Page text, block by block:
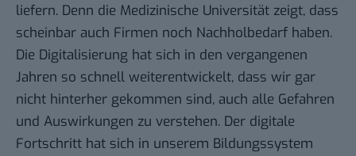
liefern. Denn die Medizinische Universität zeigt, dass
scheinbar auch Firmen noch Nachholbedarf haben.
Die Digitalisierung hat sich in den vergangenen
Jahren so schnell weiterentwickelt, dass wir gar
nicht hinterher gekommen sind, auch alle Gefahren
und Auswirkungen zu verstehen. Der digitale
Fortschritt hat sich in unserem Bildungssystem